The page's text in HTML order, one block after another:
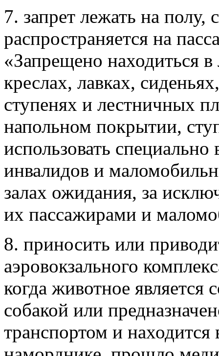
7. запрет лежать на полу,
распространяется на
«Запрещено находиться
креслах, лавках,
ступенях и лестничных
напольном покрытии,
использовать
инвалидов и
залах ожидания, за
их пассажирами и
8. приносить или
аэровокзального
когда животное
собакой или
транспортом и